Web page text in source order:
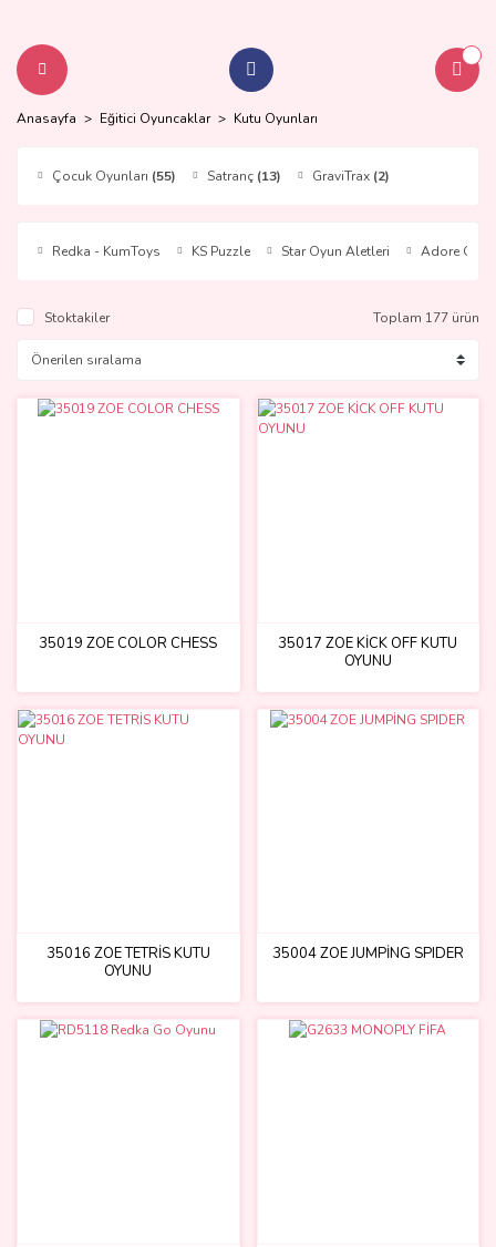
Anasayfa Eğitici Oyuncaklar Kutu Oyunları
Çocuk Oyunları (55) Satranç (13) GraviTrax (2)
Redka - KumToys KS Puzzle Star Oyun Aletleri Adore
Stoktakiler Toplam 177 ürün
35019 ZOE COLOR CHESS
35017 ZOE KİCK OFF KUTU
OYUNU
35016 ZOE TETRİS KUTU
OYUNU
35004 ZOE JUMPİNG SPIDER